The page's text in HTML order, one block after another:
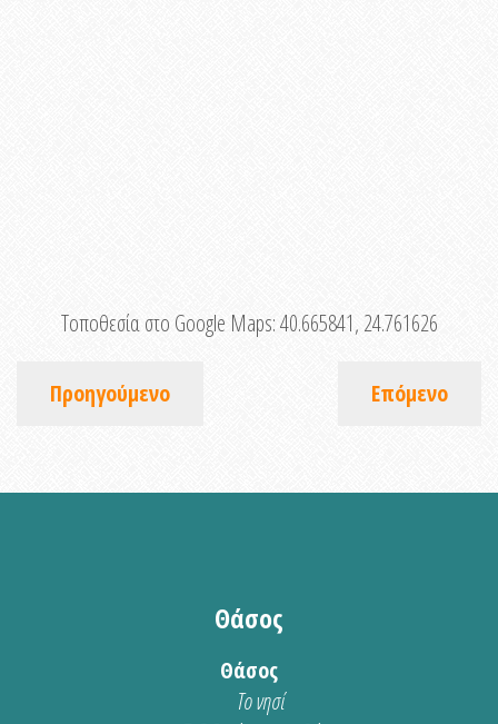
Τοποθεσία στο Google Maps:40.665841, 24.761626
Προηγούμενο Επόμενο
Θάσος
Θάσος
Το νησί